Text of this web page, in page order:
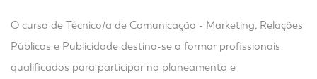
O curso de Técnico/a de Comunicação - Marketing, Relações
Públicas e Publicidade destina-se a formar profissionais
qualificados para participar no planeamento e